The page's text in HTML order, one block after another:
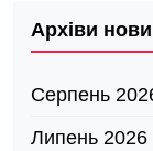
Архіви
Серпень
Липень 2026